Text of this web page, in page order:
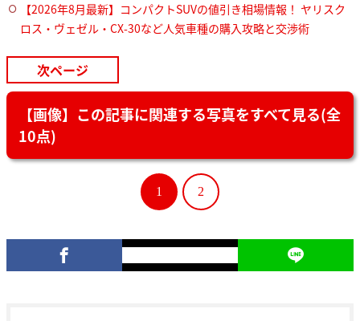
【2026年8月最新】コンパクトSUVの値引き相場情報！ ヤリスク
ロス・ヴェゼル・CX-30など人気車種の購入攻略と交渉術
次ページ
【画像】この記事に関連する写真をすべて見る(全
10点)
1 2